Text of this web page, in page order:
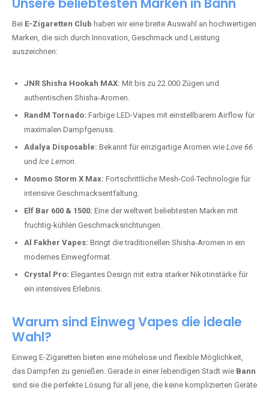
Bei E-Zigaretten Club haben wir eine breite Auswahl an hochwertigen
Marken, die sich durch Innovation, Geschmack und Leistung
auszeichnen:
JNR Shisha Hookah MAX: Mit bis zu 22.000 Zügen und
authentischen Shisha-Aromen.
RandM Tornado: Farbige LED-Vapes mit einstellbarem Airflow für
maximalen Dampfgenuss.
Adalya Disposable: Bekannt für einzigartige Aromen wie Love 66
und Ice Lemon.
Mosmo Storm X Max: Fortschrittliche Mesh-Coil-Technologie für
intensive Geschmacksentfaltung.
Elf Bar 600 & 1500: Eine der weltweit beliebtesten Marken mit
fruchtig-kühlen Geschmacksrichtungen.
Al Fakher Vapes: Bringt die traditionellen Shisha-Aromen in ein
modernes Einwegformat.
Crystal Pro: Elegantes Design mit extra starker Nikotinstärke für
ein intensives Erlebnis.
Warum sind Einweg Vapes die ideale
Wahl?
Einweg E-Zigaretten bieten eine mühelose und flexible Möglichkeit,
das Dampfen zu genießen. Gerade in einer lebendigen Stadt wie Bann
sind sie die perfekte Lösung für all jene, die keine komplizierten Geräte